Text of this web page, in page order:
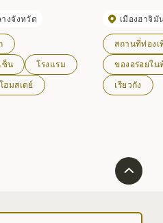
างทิศเหนือ และมีที่พัก
เล็ก บำนาญ และเกสต์
ไตรีสอร์ทสกีรีสอร์ท
หลัง และลานสกีที่
งจังหวัด
ซ็น
โรงแรม
โฮมสเตย์
เตะที่อยู่ตรงห
สวน
เมืองฮาจิมั
สถานที่ท่องเ
ของอร่อยใน
เรียวกัง